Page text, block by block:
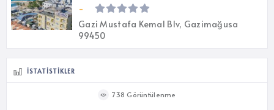
-
Gazi Mustafa Kemal Blv, Gazimağusa
99450
İSTATISTIKLER
738 Görüntülenme